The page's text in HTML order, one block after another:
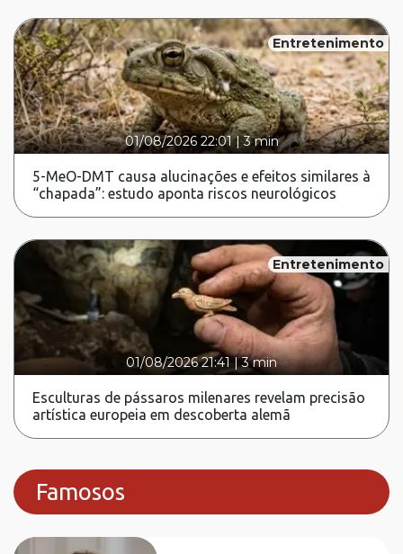
Entretenimento
01/08/2026 22:01|3 min
5-MeO-DMT causa alucinações e efeitos similares à
“chapada”: estudo aponta riscos neurológicos
Entretenimento
01/08/2026 21:41 |3 min
Esculturas de pássaros milenares revelam precisão
artística europeia em descoberta alemã
Famosos